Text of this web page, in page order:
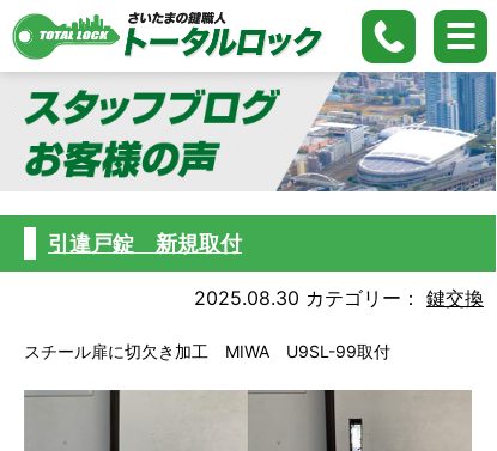
引違戸錠 新規取付
2025.08.30 カテゴリー： 鍵交換
スチール扉に切欠き加工 MIWA U9SL-99取付